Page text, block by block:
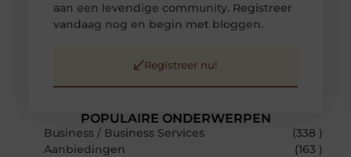
POPULAIRE ONDERWERPEN
Business / Business Services
(338 )
Aanbiedingen
(163 )
aan een levendige community. Registreer
vandaag nog en begin met bloggen.
Registreer nu!